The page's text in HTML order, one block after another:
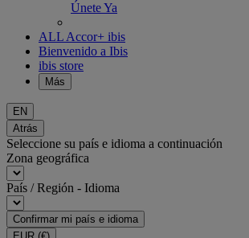
Únete Ya
ALL Accor+ ibis
Bienvenido a Ibis
ibis store
Más
EN
Atrás
Seleccione su país e idioma a continuación
Zona geográfica
País / Región - Idioma
Confirmar mi país e idioma